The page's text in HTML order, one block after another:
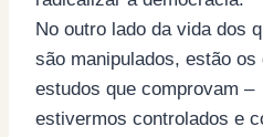
No outro lado da vida dos
são manipulados, estão os
estudos que comprovam –
estivermos controlados e